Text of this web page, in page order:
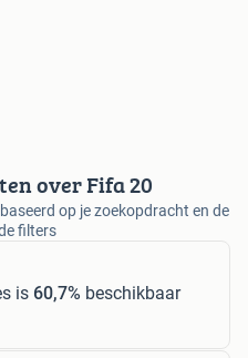
over Fifa 20
op je zoekopdracht en de
filters
is 60,7% beschikbaar